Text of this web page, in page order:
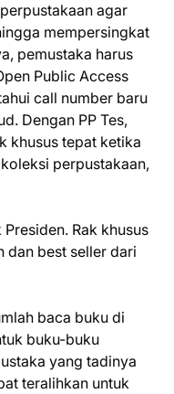
agar
mempersingkat
pemustaka harus
Public Access
call number baru
Dengan PP Tes,
khusus tepat ketika
perpustakaan,
Rak khusus
dan best seller dari
baca buku di
buku-buku
yang tadinya
teralihkan untuk